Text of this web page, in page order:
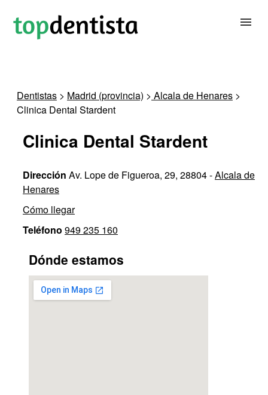
PARA CLÍNICAS DENTALES
CONTACTAR
Dentistas > Madrid (provincia) > Alcala de Henares >
Clinica Dental Stardent
Clinica Dental Stardent
Dirección Av. Lope de Figueroa, 29, 28804 -Alcala de
Henares
Cómo llegar
Teléfono 949 235 160
Dónde estamos